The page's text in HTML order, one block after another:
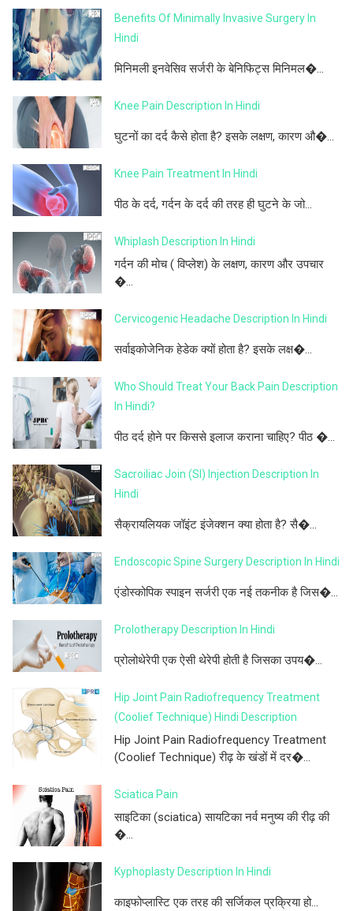
Benefits Of Minimally Invasive Surgery In
Hindi
मिनिमली इनवेसिव सर्जरी के बेनिफिट्स मिनिमल�...
Knee Pain Description In Hindi
घुटनों का दर्द कैसे होता है? इसके लक्षण, कारण औ�...
Knee Pain Treatment In Hindi
पीठ के दर्द, गर्दन के दर्द की तरह ही घुटने के जो...
Whiplash Description In Hindi
गर्दन की मोच ( विप्लेश) के लक्षण, कारण और उपचार
�...
Cervicogenic Headache Description In Hindi
सर्वाइकोजेनिक हेडेक क्यों होता है? इसके लक्ष�...
Who Should Treat Your Back Pain Description
In Hindi?
पीठ दर्द होने पर किससे इलाज कराना चाहिए? पीठ �...
Sacroiliac Join (SI) Injection Description In
Hindi
सैक्रायलियक जॉइंट इंजेक्शन क्या होता है? सै�...
Endoscopic Spine Surgery Description In Hindi
एंडोस्कोपिक स्पाइन सर्जरी एक नई तकनीक है जिस�...
Prolotherapy Description In Hindi
प्रोलोथेरेपी एक ऐसी थेरेपी होती है जिसका उपय�...
Hip Joint Pain Radiofrequency Treatment
(Coolief Technique) Hindi Description
Hip Joint Pain Radiofrequency Treatment
(Coolief Technique) रीढ़ के खंडों में दर�...
Sciatica Pain
साइटिका (sciatica) सायटिका नर्व मनुष्य की रीढ़ की
�...
Kyphoplasty Description In Hindi
काइफोप्लास्टि एक तरह की सर्जिकल प्रक्रिया हो...